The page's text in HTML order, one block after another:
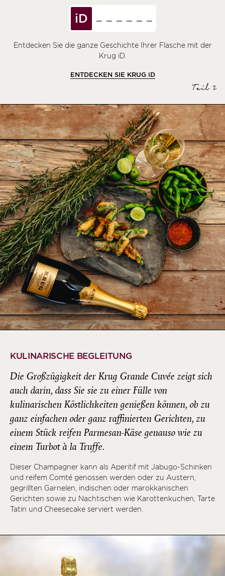
iD
Entdecken Sie die ganze Geschichte Ihrer Flasche mit der
Krug iD.
ENTDECKEN SIE KRUG iD
Teil 2
KULINARISCHE BEGLEITUNG
Die Großzügigkeit der Krug Grande Cuvée zeigt sich
auch darin, dass Sie sie zu einer Fülle von
kulinarischen Köstlichkeiten genießen können, ob zu
ganz einfachen oder ganz raffinierten Gerichten, zu
einem Stück reifen Parmesan-Käse genauso wie zu
einem Turbot à la Truffe.
Dieser Champagner kann als Aperitif mit Jabugo-Schinken
und reifem Comté genossen werden oder zu Austern,
gegrillten Garnelen, indischen oder marokkanischen
Gerichten sowie zu Nachtischen wie Karottenkuchen, Tarte
Tatin und Cheesecake serviert werden.